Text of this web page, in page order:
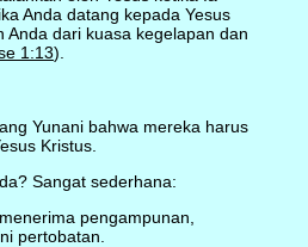
Anda datang kepada Yesus
dari kuasa kegelapan dan
1:13).
Yunani bahwa mereka harus
Kristus.
Sangat sederhana:
pengampunan,
pertobatan.